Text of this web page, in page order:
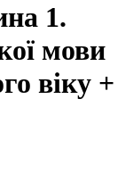
1.
мови
віку +